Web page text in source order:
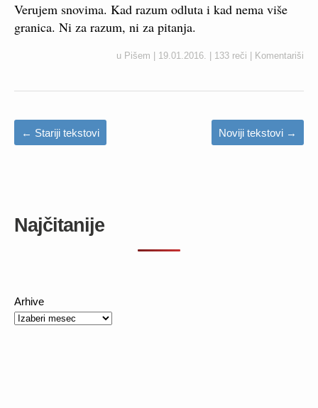
Verujem snovima. Kad razum odluta i kad nema više
granica. Ni za razum, ni za pitanja.
u Pišem 19.01.2016. 133 reči Komentariši
← Stariji tekstovi Noviji tekstovi →
Najčitanije
Arhive